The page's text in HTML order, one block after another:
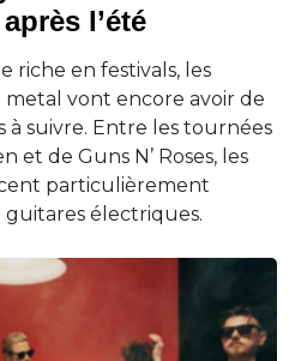
l’été
riche en festivals, les
vont encore avoir de
suivre. Entre les tournées
et de Guns N’ Roses, les
particulièrement
guitares électriques.